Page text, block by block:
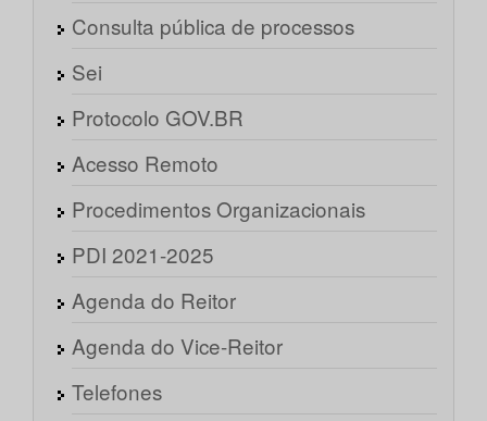
Consulta pública de processos
Sei
Protocolo GOV.BR
Acesso Remoto
Procedimentos Organizacionais
PDI 2021-2025
Agenda do Reitor
Agenda do Vice-Reitor
Telefones